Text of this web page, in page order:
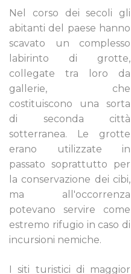
Nel corso dei secoli gli
abitanti del paese hanno
scavato un complesso
labirinto di grotte,
collegate tra loro da
gallerie, che
costituiscono una sorta
di seconda città
sotterranea. Le grotte
erano utilizzate in
passato soprattutto per
la conservazione dei cibi,
ma all'occorrenza
potevano servire come
estremo rifugio in caso di
incursioni nemiche.
I siti turistici di maggior